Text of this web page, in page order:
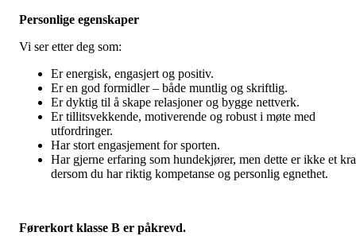
Personlige egenskaper
Vi ser etter deg som:
Er energisk, engasjert og positiv.
Er en god formidler – både muntlig og skriftlig.
Er dyktig til å skape relasjoner og bygge nettverk.
Er tillitsvekkende, motiverende og robust i møte med
utfordringer.
Har stort engasjement for sporten.
Har gjerne erfaring som hundekjører, men dette er ikke et
dersom du har riktig kompetanse og personlig egnethet.
Førerkort klasse B er påkrevd.